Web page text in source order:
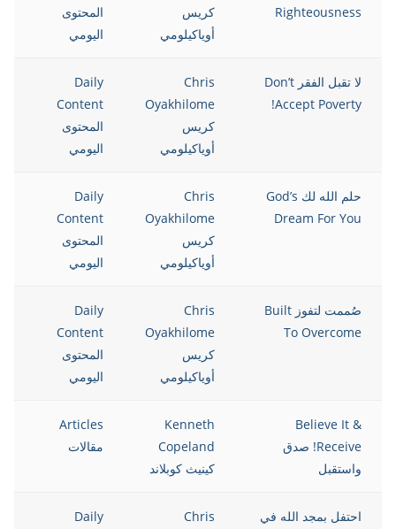
Righteousness
كريس
أوياكيلومي
المحتوى
اليومي
لا تقبل الفقر Don’t
Accept Poverty!
Chris
Oyakhilome
كريس
أوياكيلومي
Daily
Content
المحتوى
اليومي
حلم الله لك God’s
Dream For You
Chris
Oyakhilome
كريس
أوياكيلومي
Daily
Content
المحتوى
اليومي
صُممت لتفوز Built
To Overcome
Chris
Oyakhilome
كريس
أوياكيلومي
Daily
Content
المحتوى
اليومي
Believe It &
Receive! صدق
واستقبل
Kenneth
Copeland
كينيث كوبلاند
Articles
مقالات
احتفل بمجد الله في
Chris
Daily